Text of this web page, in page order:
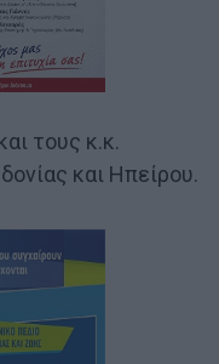
τους κ.κ.
και Ηπείρου.